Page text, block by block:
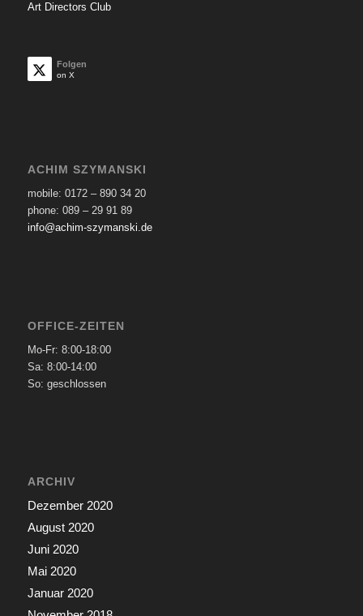
Art Directors Club
Folgen
on X
ACHIM SZYMANSKI
mobile: 0172 – 890 34 20
phone: 089 – 29 91 89
info@achim-szymanski.de
OFFICE-ZEITEN
Mo-Fr: 8:00-18:00
Sa: 8:00-14:00
So: geschlossen
ARCHIV
Dezember 2020
August 2020
Juni 2020
Mai 2020
Januar 2020